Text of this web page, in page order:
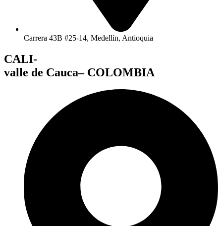
Carrera 43B #25-14, Medellín, Antioquia
CALI-
valle de Cauca– COLOMBIA